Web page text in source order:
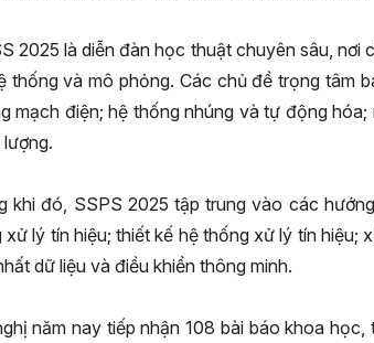
2025 là diễn đàn học thuật chuyên sâu,
thống và mô phỏng. Các chủ đề trọng tâm
mạch điện; hệ thống nhúng và tự động
khi đó, SSPS 2025 tập trung vào các
xử lý tín hiệu; thiết kế hệ thống xử lý tín hiệu;
dữ liệu và điều khiển thông minh.
năm nay tiếp nhận 108 bài báo khoa